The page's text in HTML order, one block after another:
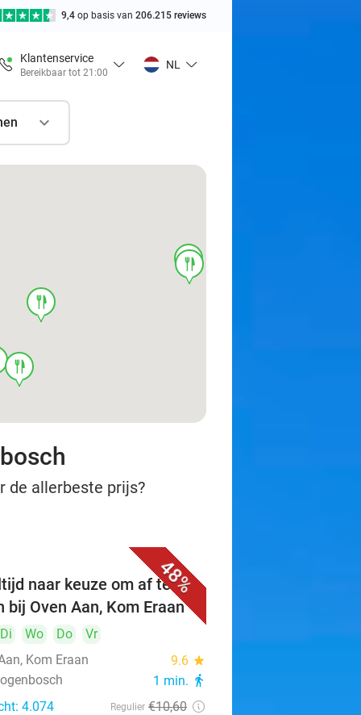
9,4 op basis van 206.215 reviews
Klantenservice
Bereikbaar tot 21:00
NL
food
food
food
food
de allerbeste prijs?
48%
naar keuze om af te
bij Oven Aan, Kom Eraan
Di Wo Do
Vr
Kom Eraan
9.6 star
1 min. directions_walk
4.074 Regulier €10,60